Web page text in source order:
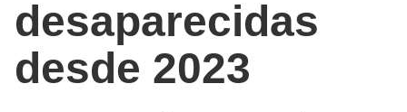
desaparecidas
desde 2023